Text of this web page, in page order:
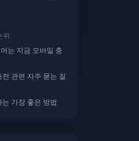
위
는 지금 모바일 충
관련 자주 묻는 질
가장 좋은 방법